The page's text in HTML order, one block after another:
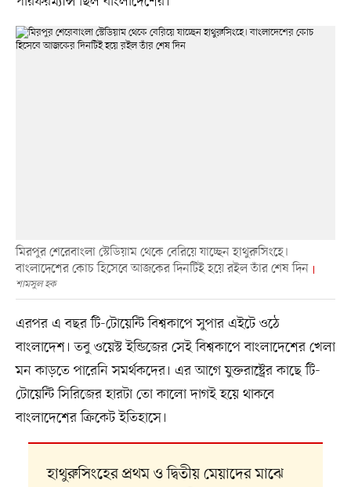
মিরপুর শেরেবাংলা স্টেডিয়াম থেকে বেরিয়ে যাচ্ছেন হাথুরুসিংহে।
বাংলাদেশের কোচ হিসেবে আজকের দিনটিই হয়ে রইল তাঁর শেষ দিন
শামসুল হক
এরপর এ বছর টি-টোয়েন্টি বিশ্বকাপে সুপার এইটে ওঠে
বাংলাদেশ। তবু ওয়েস্ট ইন্ডিজের সেই বিশ্বকাপে বাংলাদেশের খেলা
মন কাড়তে পারেনি সমর্থকদের। এর আগে যুক্তরাষ্ট্রের কাছে টি-
টোয়েন্টি সিরিজের হারটা তো কালো দাগই হয়ে থাকবে
বাংলাদেশের ক্রিকেট ইতিহাসে।
হাথুরুসিংহের প্রথম ও দ্বিতীয় মেয়াদের মাঝে